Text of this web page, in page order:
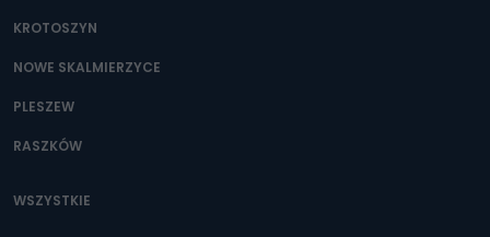
KROTOSZYN
NOWE SKALMIERZYCE
PLESZEW
RASZKÓW
WSZYSTKIE